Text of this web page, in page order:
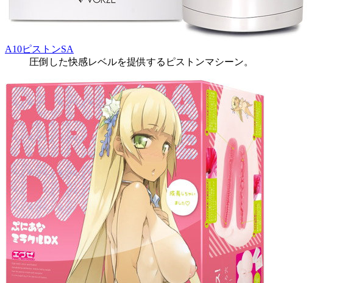
A10ピストンSA
圧倒した快感レベルを提供するピストンマシーン。